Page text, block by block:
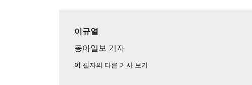
이규열
동아일보 기자
이 필자의 다른 기사 보기